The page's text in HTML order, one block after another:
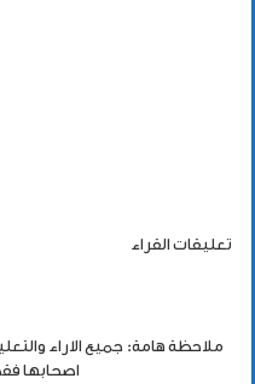
تعليقات القراء
ملاحظة هامة: جميع الاراء
اصحابها